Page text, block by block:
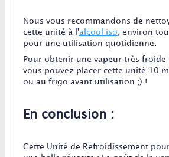
Nous vous recommandons de
cette unité à l'alcool iso , environ
pour une utilisation quotidienne.
Pour obtenir une vapeur très froide
vous pouvez placer cette unité 10
ou au frigo avant utilisation ;) !
En conclusion :
Cette Unité de Refroidissement